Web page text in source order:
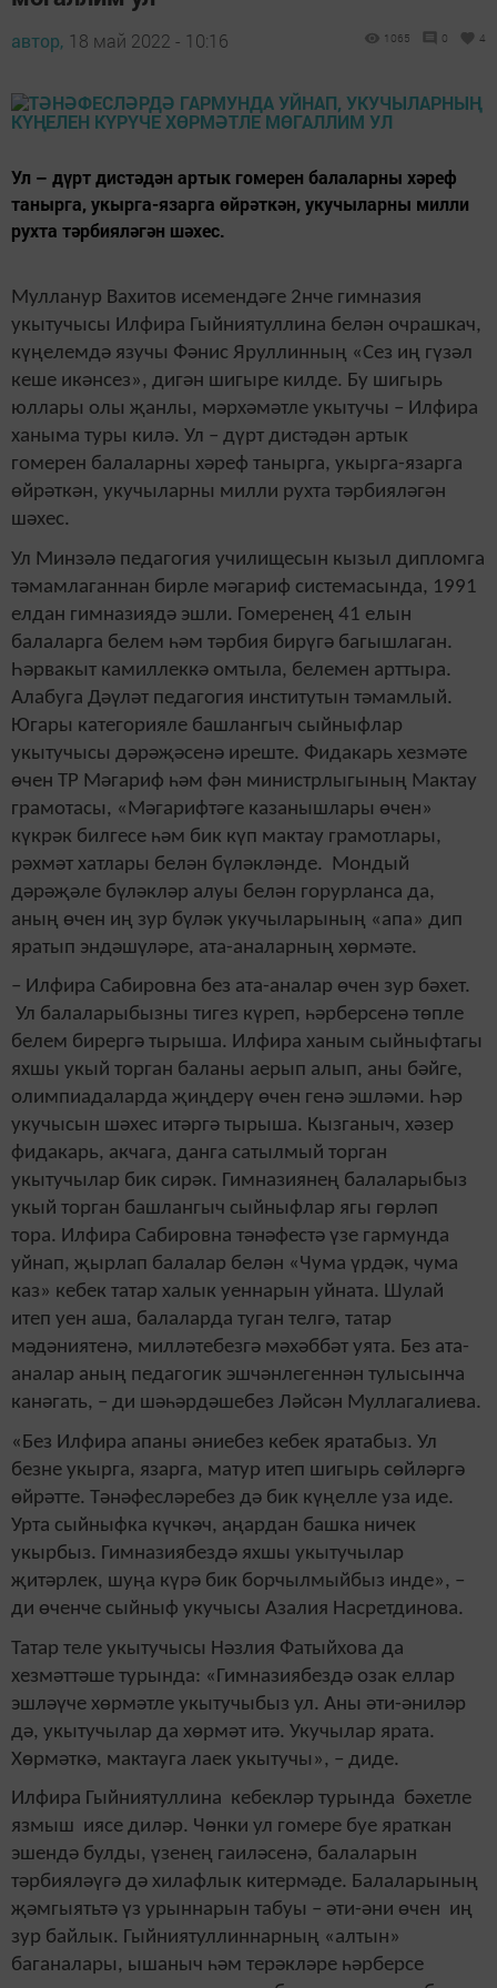
автор, 18 май 2022 - 10:16 1065 0 4
Ул – дүрт дистәдән артык гомерен балаларны хәреф
танырга, укырга-язарга өйрәткән, укучыларны милли
рухта тәрбияләгән шәхес.
Мулланур Вахитов исемендәге 2нче гимназия
укытучысы Илфира Гыйниятуллина белән очрашкач,
күңелемдә язучы Фәнис Яруллинның «Сез иң гүзәл
кеше икәнсез», дигән шигыре килде. Бу шигырь
юллары олы җанлы, мәрхәмәтле укытучы – Илфира
ханыма туры килә. Ул – дүрт дистәдән артык
гомерен балаларны хәреф танырга, укырга-язарга
өйрәткән, укучыларны милли рухта тәрбияләгән
шәхес.
Ул Минзәлә педагогия училищесын кызыл дипломга
тәмамлаганнан бирле мәгариф системасында, 1991
елдан гимназиядә эшли. Гомеренең 41 елын
балаларга белем һәм тәрбия бирүгә багышлаган.
Һәрвакыт камиллеккә омтыла, белемен арттыра.
Алабуга Дәүләт педагогия институтын тәмамлый.
Югары категорияле башлангыч сыйныфлар
укытучысы дәрәҗәсенә иреште. Фидакарь хезмәте
өчен ТР Мәгариф һәм фән министрлыгының Мактау
грамотасы, «Мәгарифтәге казанышлары өчен»
күкрәк билгесе һәм бик күп мактау грамотлары,
рәхмәт хатлары белән бүләкләнде. Мондый
дәрәҗәле бүләкләр алуы белән горурланса да,
аның өчен иң зур бүләк укучыларының «апа» дип
яратып эндәшүләре, ата-аналарның хөрмәте.
– Илфира Сабировна без ата-аналар өчен зур бәхет.
Ул балаларыбызны тигез күреп, һәрберсенә төпле
белем бирергә тырыша. Илфира ханым сыйныфтагы
яхшы укый торган баланы аерып алып, аны бәйге,
олимпиадаларда җиңдерү өчен генә эшләми. Һәр
укучысын шәхес итәргә тырыша. Кызганыч, хәзер
фидакарь, акчага, данга сатылмый торган
укытучылар бик сирәк. Гимназиянең балаларыбыз
укый торган башлангыч сыйныфлар ягы гөрләп
тора. Илфира Сабировна тәнәфестә үзе гармунда
уйнап, җырлап балалар белән «Чума үрдәк, чума
каз» кебек татар халык уеннарын уйната. Шулай
итеп уен аша, балаларда туган телгә, татар
мәдәниятенә, милләтебезгә мәхәббәт уята. Без ата-
аналар аның педагогик эшчәнлегеннән тулысынча
канәгать, – ди шәһәрдәшебез Ләйсән Муллагалиева.
«Без Илфира апаны әниебез кебек яратабыз. Ул
безне укырга, язарга, матур итеп шигырь сөйләргә
өйрәтте. Тәнәфесләребез дә бик күңелле уза иде.
Урта сыйныфка күчкәч, аңардан башка ничек
укырбыз. Гимназиябездә яхшы укытучылар
җитәрлек, шуңа күрә бик борчылмыйбыз инде», –
ди өченче сыйныф укучысы Азалия Насретдинова.
Татар теле укытучысы Нәзлия Фатыйхова да
хезмәттәше турында: «Гимназиябездә озак еллар
эшләүче хөрмәтле укытучыбыз ул. Аны әти-әниләр
дә, укытучылар да хөрмәт итә. Укучылар ярата.
Хөрмәткә, мактауга лаек укытучы», – диде.
Илфира Гыйниятуллина кебекләр турында бәхетле
язмыш иясе диләр. Чөнки ул гомере буе яраткан
эшендә булды, үзенең гаиләсенә, балаларын
тәрбияләүгә дә хилафлык китермәде. Балаларының
җәмгыятьтә үз урыннарын табуы – әти-әни өчен иң
зур байлык. Гыйниятуллиннарның «алтын»
баганалары, ышаныч һәм терәкләре һәрберсе